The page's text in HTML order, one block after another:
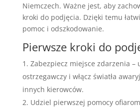
Niemczech. Ważne jest, aby
kroki do podjęcia. Dzięki temu
pomoc i odszkodowanie.
Pierwsze kroki do
Zabezpiecz miejsce zdarzenia –
ostrzegawczy i włącz światła
innych kierowców.
Udziel pierwszej pomocy